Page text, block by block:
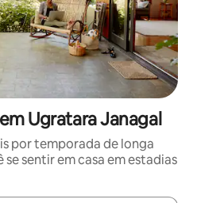
Ugratara Janagal
por temporada de longa
sentir em casa em estadias